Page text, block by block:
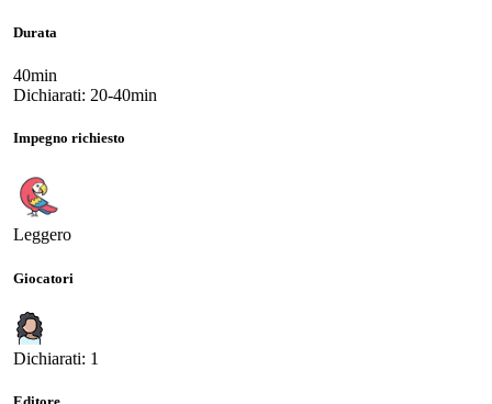
Durata
40min
Dichiarati: 20-40min
Impegno richiesto
Leggero
Giocatori
Dichiarati: 1